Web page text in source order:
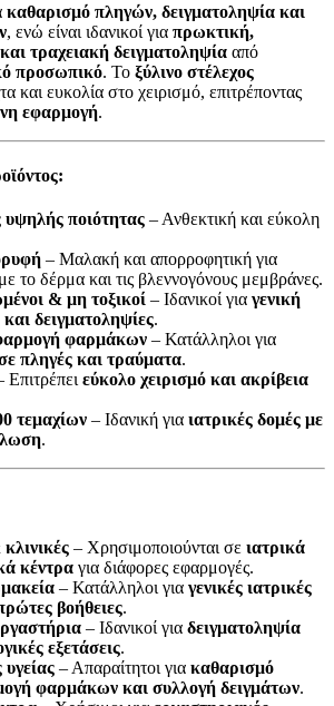
καθαρισμό πληγών, δειγματοληψία και
, ενώ είναι ιδανικοί για πρωκτική,
τραχειακή δειγματοληψία από
προσωπικό. Το ξύλινο στέλεχος
και ευκολία στο χειρισμό, επιτρέποντας
εφαρμογή.
ποιότητας – Ανθεκτική και εύκολη
– Μαλακή και απορροφητική για
το δέρμα και τις βλεννογόνους μεμβράνες.
& μη τοξικοί – Ιδανικοί για γενική
δειγματοληψίες.
φαρμάκων – Κατάλληλοι για
πληγές και τραύματα.
Επιτρέπει εύκολο χειρισμό και ακρίβεια
τεμαχίων – Ιδανική για ιατρικές δομές με
.
– Χρησιμοποιούνται σε ιατρικά
κέντρα για διάφορες εφαρμογές.
– Κατάλληλοι για γενικές ιατρικές
βοήθειες.
– Ιδανικοί για δειγματοληψία
εξετάσεις.
– Απαραίτητοι για καθαρισμό
φαρμάκων και συλλογή δειγμάτων.